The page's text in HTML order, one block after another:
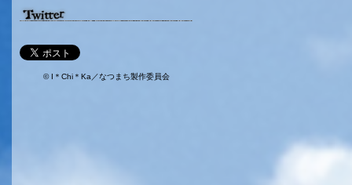
© I＊Chi＊Ka／なつまち製作委員会